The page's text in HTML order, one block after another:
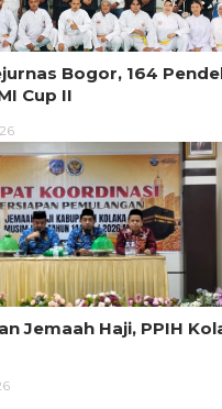
Bogor, 164
Cup II
Jemaah Haji, PPIH